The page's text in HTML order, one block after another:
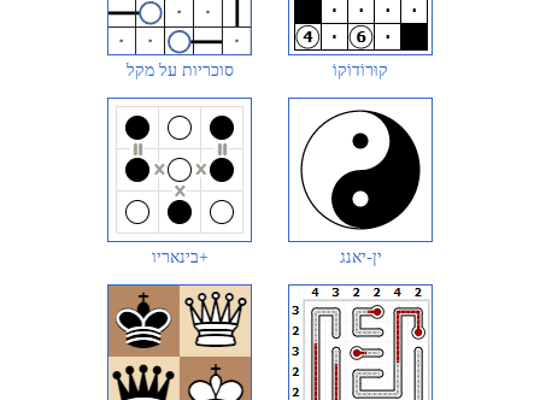
סוכריות על מקל קוּרוֹדוֹקוֹ
בינאריו+ ין-יאנג